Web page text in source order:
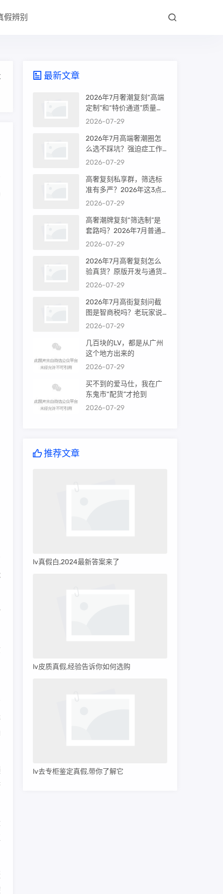
假辨别
最新文章
2026年7月奢潮复刻“高端
定制”和“特价通道”质量差
很多吗？内行人说出真相
2026-07-29
2026年7月高端奢潮圈怎
么选不踩坑？强迫症工作
室的筛选机制是真相还是
2026-07-29
高奢复刻私享群，筛选标
准有多严？2026年这3点
才是真相
2026-07-29
高奢潮牌复刻“筛选制”是
套路吗？2026年7月普通
买家能进高端群吗？
2026-07-29
2026年7月高奢复刻怎么
验真货？原版开发与通货
差距到底多大
2026-07-29
2026年7月高街复刻问截
图是智商税吗？老玩家说
出真相
2026-07-29
几百块的LV，都是从广州
这个地方出来的
2026-07-29
买不到的爱马仕，我在广
东鬼市“配货”才抢到
2026-07-29
推荐文章
lv真假白,2024最新答案来了
lv皮质真假,经验告诉你如何选购
lv去专柜鉴定真假,带你了解它